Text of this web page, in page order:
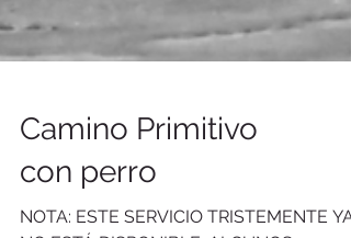
Camino Primitivo
con perro